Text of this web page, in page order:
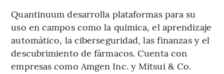
Quantinuum desarrolla plataformas para su
uso en campos como la química, el aprendizaje
automático, la ciberseguridad, las finanzas y el
descubrimiento de fármacos. Cuenta con
empresas como Amgen Inc. y Mitsui & Co.